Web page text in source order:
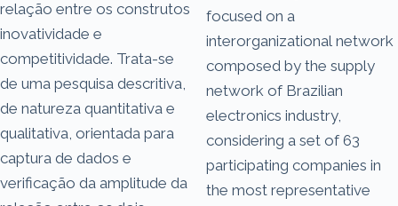
relação entre os construtos
inovatividade e
competitividade. Trata-se
de uma pesquisa descritiva,
de natureza quantitativa e
qualitativa, orientada para
captura de dados e
verificação da amplitude da
focused on a
interorganizational network
composed by the supply
network of Brazilian
electronics industry,
considering a set of 63
participating companies in
the most representative